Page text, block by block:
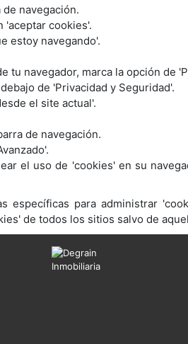
navegación.
'aceptar cookies'.
estoy navegando'.
tu navegador, marca la opción de
de 'Privacidad y Seguridad'.
el site actual'.
de navegación.
el uso de 'cookies' en su
específicas para administrar
de todos los sitios salvo de